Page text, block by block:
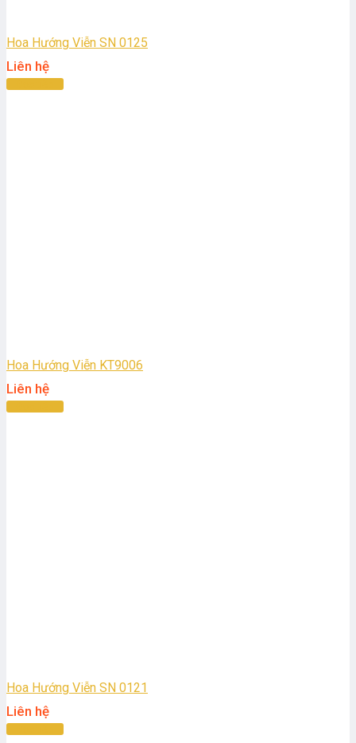
Hoa Hướng Viễn SN 0125
Liên hệ
Hoa Hướng Viễn KT9006
Liên hệ
Hoa Hướng Viễn SN 0121
Liên hệ